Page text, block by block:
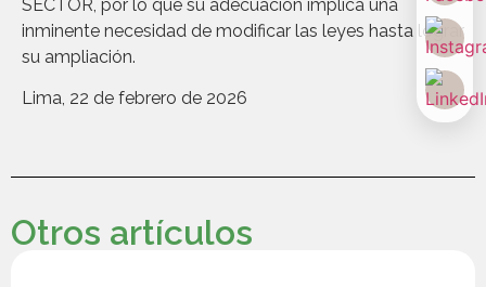
SECTOR, por lo que su adecuación implica una
inminente necesidad de modificar las leyes hasta lograr
su ampliación.
Lima, 22 de febrero de 2026
Otros artículos